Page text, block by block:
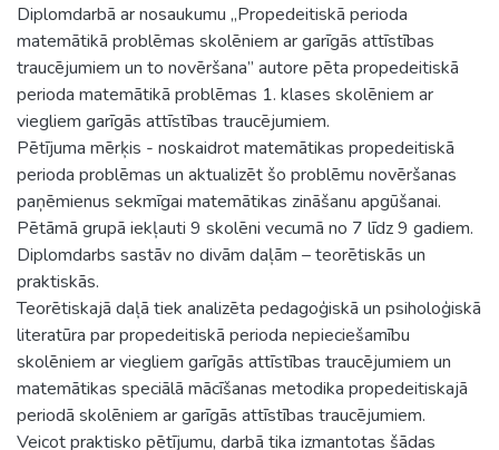
Diplomdarbā ar nosaukumu „Propedeitiskā perioda
matemātikā problēmas skolēniem ar garīgās attīstības
traucējumiem un to novēršana” autore pēta propedeitiskā
perioda matemātikā problēmas 1. klases skolēniem ar
viegliem garīgās attīstības traucējumiem.
Pētījuma mērķis - noskaidrot matemātikas propedeitiskā
perioda problēmas un aktualizēt šo problēmu novēršanas
paņēmienus sekmīgai matemātikas zināšanu apgūšanai.
Pētāmā grupā iekļauti 9 skolēni vecumā no 7 līdz 9 gadiem.
Diplomdarbs sastāv no divām daļām – teorētiskās un
praktiskās.
Teorētiskajā daļā tiek analizēta pedagoģiskā un psiholoģiskā
literatūra par propedeitiskā perioda nepieciešamību
skolēniem ar viegliem garīgās attīstības traucējumiem un
matemātikas speciālā mācīšanas metodika propedeitiskajā
periodā skolēniem ar garīgās attīstības traucējumiem.
Veicot praktisko pētījumu, darbā tika izmantotas šādas